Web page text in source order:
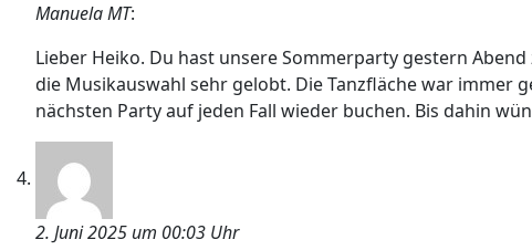
Manuela MT:
Lieber Heiko. Du hast unsere Sommerparty gestern
die Musikauswahl sehr gelobt. Die Tanzfläche war immer
nächsten Party auf jeden Fall wieder buchen. Bis dahin
2. Juni 2025 um 00:03 Uhr